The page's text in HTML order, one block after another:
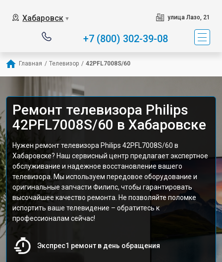
Хабаровск ▼ улица Лазо, 21
+7 (800) 302-39-08
Главная / Телевизор / 42PFL7008S/60
Ремонт телевизора Philips
42PFL7008S/60 в Хабаровске
Нужен ремонт телевизора Philips 42PFL7008S/60 в
Хабаровске? Наш сервисный центр предлагает экспертное
обслуживание и надежное восстановление вашего
телевизора. Мы используем передовое оборудование и
оригинальные запчасти Филипс, чтобы гарантировать
высочайшее качество ремонта. Не позволяйте поломке
испортить ваше телевидение – обратитесь к
профессионалам сейчас!
Экспрес1 ремонт в день обращения